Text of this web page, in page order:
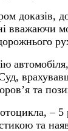
доказів,
вважаючи
та
– 5
та